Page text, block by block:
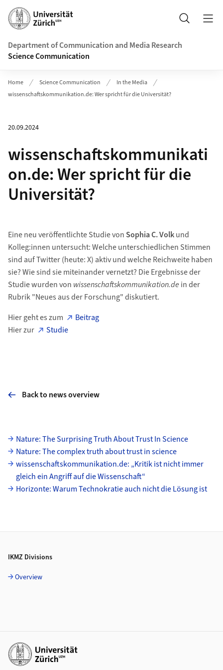
Header
Search
Department of Communication and Media Research
Science Communication
Home Science Communication
In the Media
wissenschaftskommunikation.de: Wer spricht für die Universität?
20.09.2024
wissenschaftskommunikati
on.de: Wer spricht für die
Universität?
Eine neu veröffentlichte Studie vonSophia C. Volkund
Kolleg:innen untersucht: Welche unterschiedlichen Stimmen
sind auf Twitter (heute: X) aktiv und welche Reichweite haben
sie? Wie sind sie miteinander vernetzt? Die Ergebnisse der
Studie wurden von wissenschaftskommunikation.de in der
Rubrik "Neues aus der Forschung" diskutiert.
Hier geht es zum
Beitrag
Hier zur
Studie
Back to news overview
Subpages
Nature: The Surprising Truth About Trust In Science
Nature: The complex truth about trust in science
wissenschaftskommunikation.de: „Kritik ist nicht immer
gleich ein Angriff auf die Wissenschaft“
Horizonte: Warum Technokratie auch nicht die Lösung ist
IKMZ Divisions
Overview
Additional links